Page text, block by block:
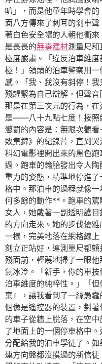
叭」，而是他童年時學會
面八方傳來了刺耳的剎車
著白色安全帽的人朝他衝
是長長的無毒建材測量尺和
極度嚴肅。「違反泊車維
極！」領頭的泊車警察用
感。「我、我沒有斜停！
殘趕緊為自己辯解，但聲
那是在第三次元的行為，
是——八十九點七度！按照
懲罰的內容是：無限次觀
敗集錦》的紀錄片，直到
科幻電影裡開出來的黑色
過。跑車的輪胎發出令人
重力的姿態，精準地停進
格中。那泊車的過程就像
何多餘的動作**。跑車的
女人，她戴著一副透明護
的方向走來。她的步伐優
一樣，完美地落在網格線
刻立正站好，連測量尺都
殘面前，輕蔑地掃了一眼
氣冰冷。「新手，你的車
泊車維度的純粹性。」「
棄』，讓我看到了一絲愚
個像是遙控器的裝置，對
的車子從牆上脫落，在空
了地面上的一個停車格中
分配給我的泊車學徒了。
連方向盤都沒摸過的新信